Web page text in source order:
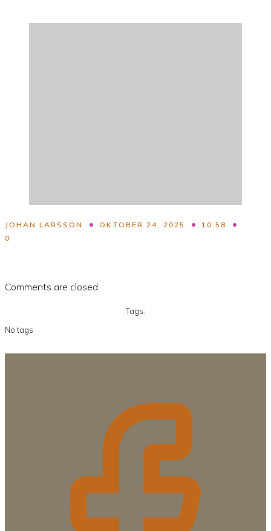
JOHAN LARSSON • OKTOBER 24, 2025 • 10:58 •
0
Comments are closed
Tags:
No tags